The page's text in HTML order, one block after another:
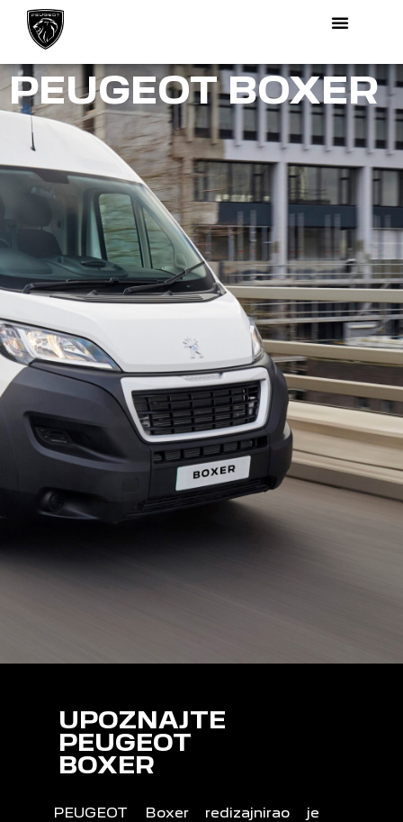
PEUGEOT BOXER
UPOZNAJTE
PEUGEOT
BOXER
PEUGEOT Boxer redizajnirao je